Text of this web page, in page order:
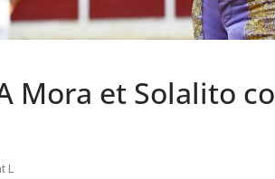
Mora et Solalito
L